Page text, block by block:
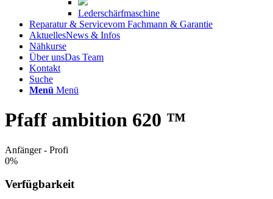
Lederschärfmaschine
Reparatur & Servicevom Fachmann & Garantie
AktuellesNews & Infos
Nähkurse
Über unsDas Team
Kontakt
Suche
Menü Menü
Pfaff ambition 620 ™
Anfänger - Profi
0%
Verfügbarkeit